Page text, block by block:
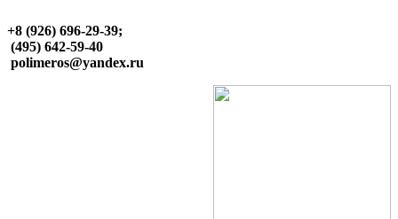
+8 (926) 696-29-39;
(495) 642-59-40
polimeros@yandex.ru